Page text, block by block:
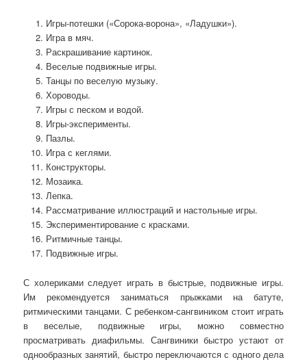
Игры-потешки («Сорока-ворона», «Ладушки»).
Игра в мяч.
Раскрашивание картинок.
Веселые подвижные игры.
Танцы по веселую музыку.
Хороводы.
Игры с песком и водой.
Игры-эксперименты.
Пазлы.
Игра с кеглями.
Конструкторы.
Мозаика.
Лепка.
Рассматривание иллюстраций и настольные игры.
Экспериментирование с красками.
Ритмичные танцы.
Подвижные игры.
С холериками следует играть в быстрые, подвижные игры.
Им рекомендуется заниматься прыжками на батуте,
ритмическими танцами. С ребенком-сангвиником стоит играть
в веселые, подвижные игры, можно совместно
просматривать диафильмы. Сангвиники быстро устают от
однообразных занятий, быстро переключаются с одного дела